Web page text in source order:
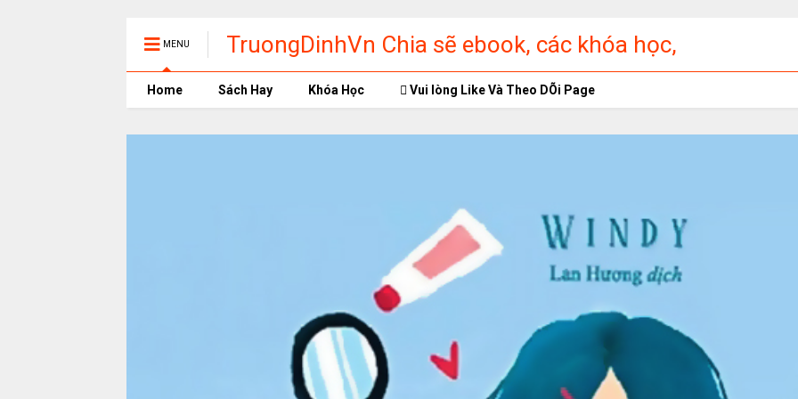
MENU
TruongDinhVn Chia sẽ ebook, các khóa học,
phần mềm học tập miễn phí
Home Sách Hay Khóa Học Vui lòng Like Và Theo DÕi Page